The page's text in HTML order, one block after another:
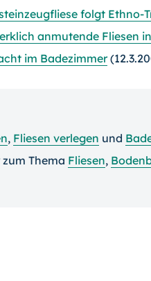
folgt Ethno-
anmutende Fliesen
im Badezimmer
, Fliesen verlegen und
Thema Fliesen,